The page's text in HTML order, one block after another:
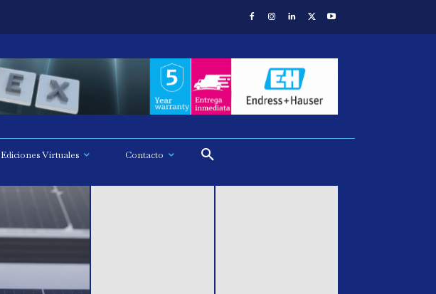
Ediciones Virtuales Contacto